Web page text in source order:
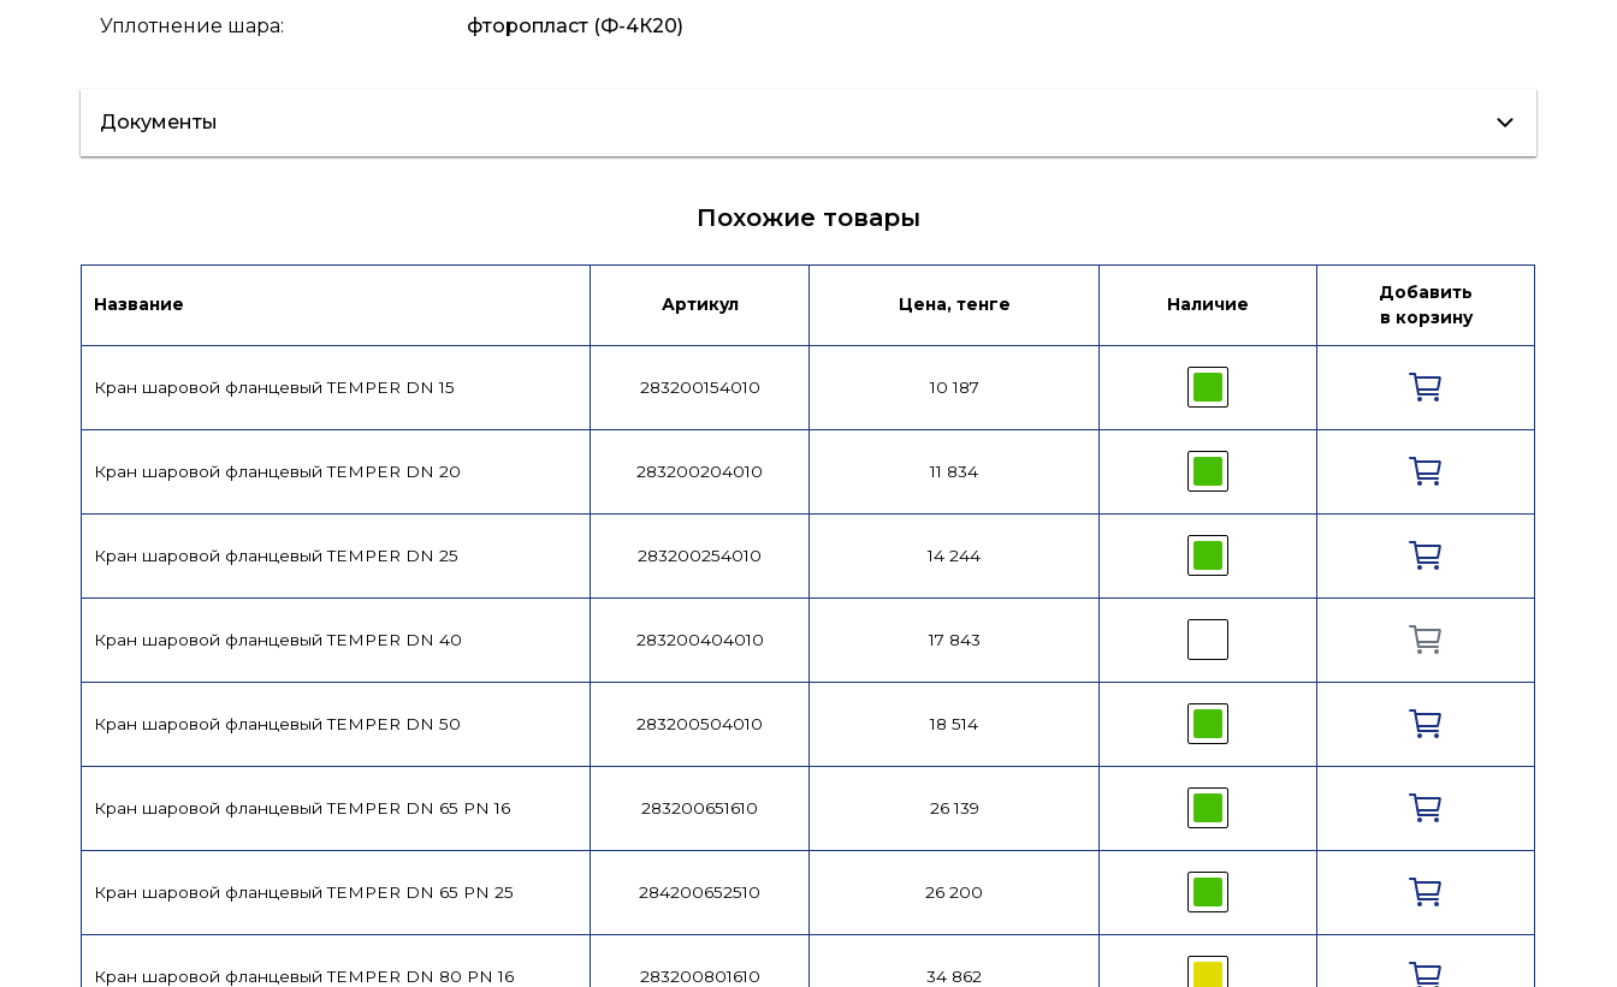
Уплотнение шара: фторопласт (Ф-4К20)
Документы
Похожие товары
Название Артикул Цена, тенге Наличие
Добавить
в корзину
Кран шаровой фланцевый TEMPER DN 15 283200154010 10 187
Кран шаровой фланцевый TEMPER DN 20 283200204010 11 834
Кран шаровой фланцевый TEMPER DN 25 283200254010 14 244
Кран шаровой фланцевый TEMPER DN 40 283200404010 17 843
Кран шаровой фланцевый TEMPER DN 50 283200504010 18 514
Кран шаровой фланцевый TEMPER DN 65 PN 16 283200651610 26 139
Кран шаровой фланцевый TEMPER DN 65 PN 25 284200652510 26 200
Кран шаровой фланцевый TEMPER DN 80 PN 16 283200801610 34 862